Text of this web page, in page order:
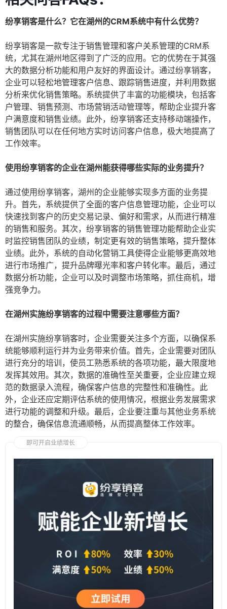
纷享销客是什么？它在湖州的CRM系统中有什么优势？
纷享销客是一款专注于销售管理和客户关系管理的CRM系
统，尤其在湖州地区得到了广泛的应用。它的优势在于其强
大的数据分析功能和用户友好的界面设计。通过纷享销客，
企业可以轻松地管理客户信息、跟踪销售进度，并利用数据
分析来优化销售策略。系统提供了丰富的功能模块，包括客
户管理、销售预测、市场营销活动管理等，帮助企业提升客
户满意度和销售业绩。此外，纷享销客还支持移动端操作，
销售团队可以在任何地方实时访问客户信息，极大地提高了
工作效率。
使用纷享销客的企业在湖州能获得哪些实际的业务提升？
通过使用纷享销客，湖州的企业能够实现多方面的业务提
升。首先，系统提供了全面的客户信息管理功能，企业可以
快速找到客户的历史交易记录、偏好和需求，从而进行精准
的销售和服务。其次，纷享销客的销售管理功能帮助企业实
时监控销售团队的业绩，制定更有效的销售策略，提升整体
业绩。此外，系统的自动化营销工具使得企业能够更高效地
进行市场推广，提升品牌曝光率和客户转化率。最后，通过
数据分析功能，企业可以及时调整市场策略，抓住商机，增
强竞争力。
在湖州实施纷享销客的过程中需要注意哪些方面？
在湖州实施纷享销客时，企业需要关注多个方面，以确保系
统能够顺利运行并为业务带来价值。首先，企业需要对团队
进行充分的培训，使员工熟悉系统的各项功能，最大限度地
发挥其效用。其次，数据的准确性至关重要，企业应建立规
范的数据录入流程，确保客户信息的完整性和准确性。此
外，企业还应定期评估系统的使用情况，根据业务发展需求
进行功能的调整和升级。最后，企业要注重与其他业务系统
的整合，确保信息流通顺畅，从而提高整体工作效率。
即可开启业绩增长